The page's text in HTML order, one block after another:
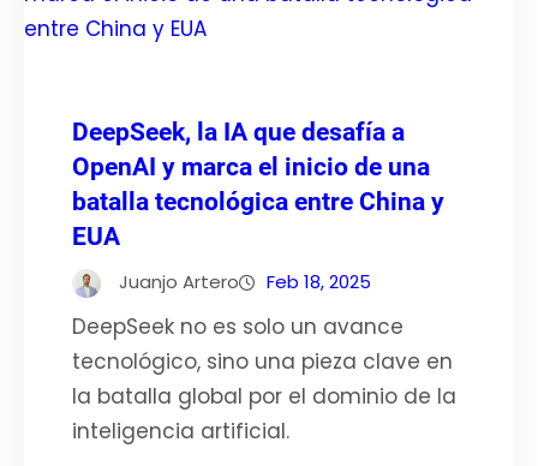
DeepSeek, la IA que desafía a
OpenAI y marca el inicio de una
batalla tecnológica entre China y
EUA
Juanjo Artero Feb 18, 2025
DeepSeek no es solo un avance
tecnológico, sino una pieza clave en
la batalla global por el dominio de la
inteligencia artificial.